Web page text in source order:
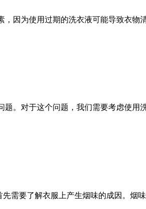
因为使用过期的洗衣液可能导致衣
。对于这个问题，我们需要考虑使
需要了解衣服上产生烟味的成因。